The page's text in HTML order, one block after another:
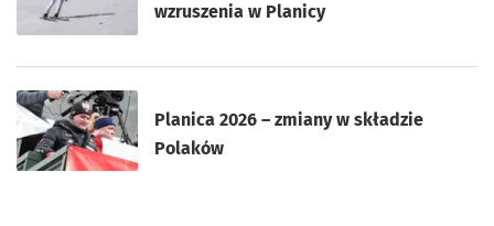
wzruszenia w Planicy
Planica 2026 – zmiany w składzie
Polaków